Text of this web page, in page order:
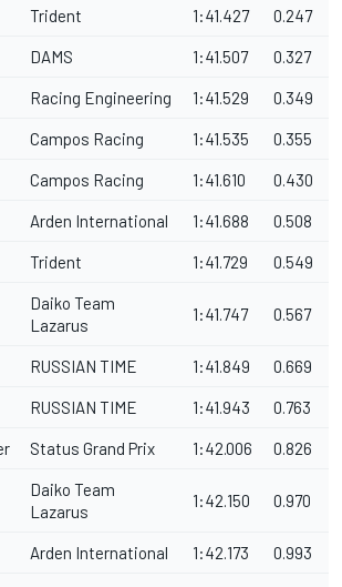
Trident 1:41.427 0.247
DAMS 1:41.507 0.327
Racing Engineering 1:41.529 0.349
Campos Racing 1:41.535 0.355
Campos Racing 1:41.610 0.430
Arden International 1:41.688 0.508
Trident 1:41.729 0.549
Daiko Team
Lazarus
1:41.747 0.567
RUSSIAN TIME 1:41.849 0.669
RUSSIAN TIME 1:41.943 0.763
Status Grand Prix 1:42.006 0.826
Daiko Team
Lazarus
1:42.150 0.970
Arden International 1:42.173 0.993